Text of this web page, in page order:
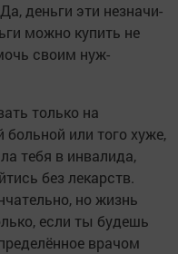
деньги эти незначи­
можно купить не
своим нуж­
только на
больной или того хуже,
тебя в инвалида,
без лекарств.
но жизнь
если ты будешь
врачом